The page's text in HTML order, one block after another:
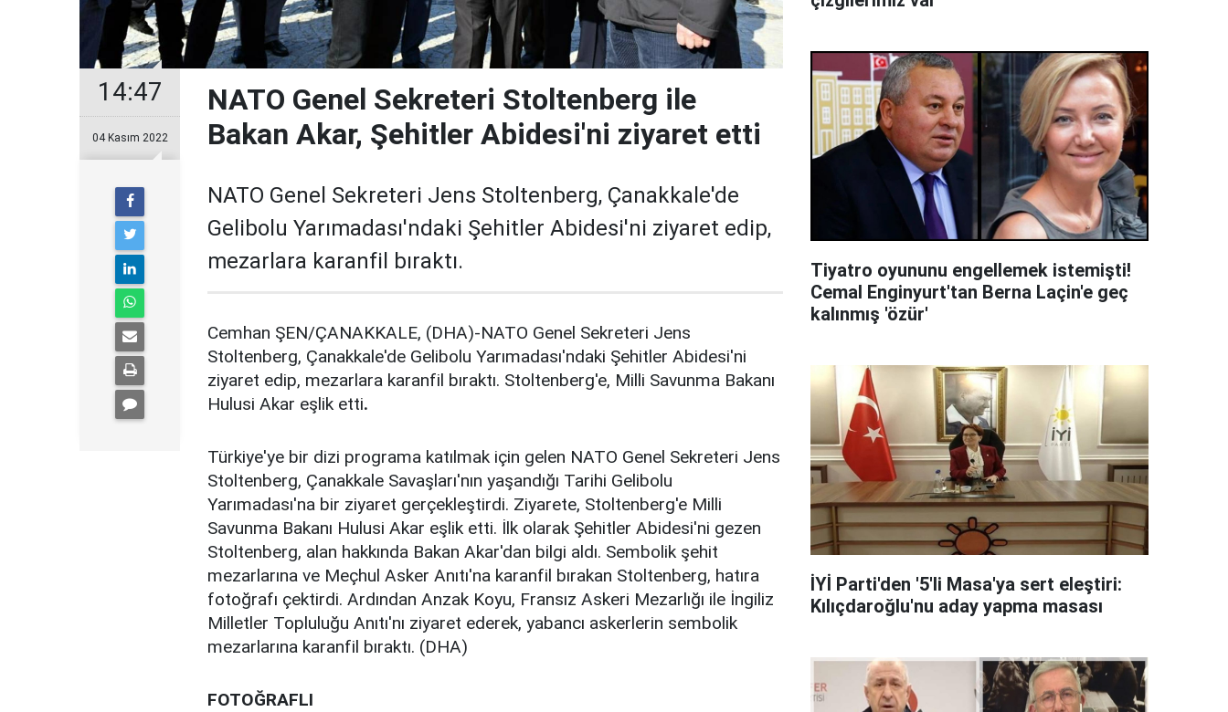
14:47
04 Kasım 2022
NATO Genel Sekreteri Stoltenberg ile
Bakan Akar, Şehitler Abidesi'ni ziyaret etti
NATO Genel Sekreteri Jens Stoltenberg, Çanakkale'de
Gelibolu Yarımadası'ndaki Şehitler Abidesi'ni ziyaret edip,
mezarlara karanfil bıraktı.
Cemhan ŞEN/ÇANAKKALE, (DHA)-NATO Genel Sekreteri Jens
Stoltenberg, Çanakkale'de Gelibolu Yarımadası'ndaki Şehitler Abidesi'ni
ziyaret edip, mezarlara karanfil bıraktı. Stoltenberg'e, Milli Savunma Bakanı
Hulusi Akar eşlik etti.
Türkiye'ye bir dizi programa katılmak için gelen NATO Genel Sekreteri Jens
Stoltenberg, Çanakkale Savaşları'nın yaşandığı Tarihi Gelibolu
Yarımadası'na bir ziyaret gerçekleştirdi. Ziyarete, Stoltenberg'e Milli
Savunma Bakanı Hulusi Akar eşlik etti. İlk olarak Şehitler Abidesi'ni gezen
Stoltenberg, alan hakkında Bakan Akar'dan bilgi aldı. Sembolik şehit
mezarlarına ve Meçhul Asker Anıtı'na karanfil bırakan Stoltenberg, hatıra
fotoğrafı çektirdi. Ardından Anzak Koyu, Fransız Askeri Mezarlığı ile İngiliz
Milletler Topluluğu Anıtı'nı ziyaret ederek, yabancı askerlerin sembolik
mezarlarına karanfil bıraktı. (DHA)
FOTOĞRAFLI
Tiyatro oyununu engellemek istemişti!
Cemal Enginyurt'tan Berna Laçin'e geç
kalınmış 'özür'
İYİ Parti'den '5'li Masa'ya sert eleştiri:
Kılıçdaroğlu'nu aday yapma masası